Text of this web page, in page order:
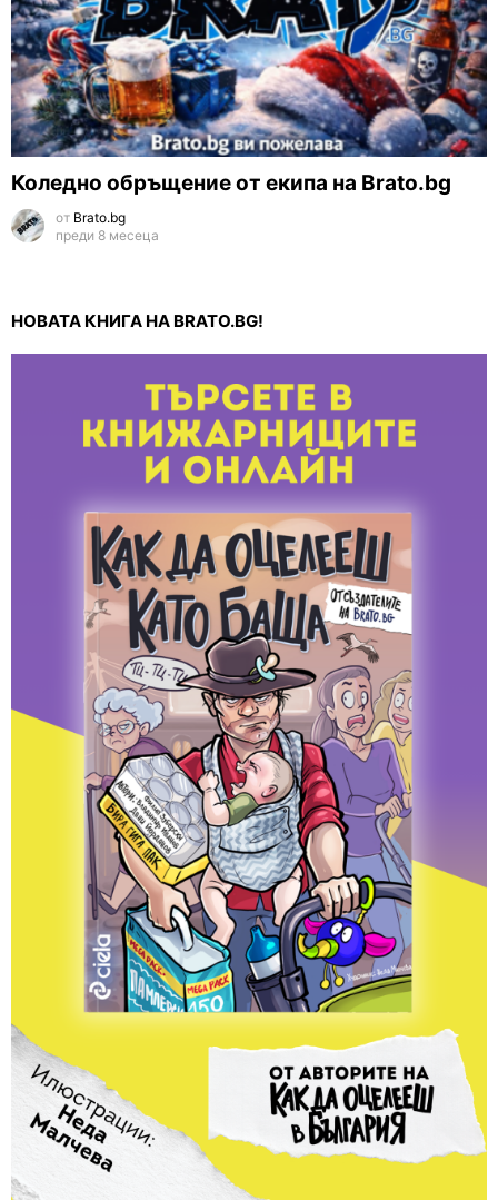
Коледно обръщение от екипа на Brato.bg
от Brato.bg
преди 8 месеца
НОВАТА КНИГА НА BRATO.BG!